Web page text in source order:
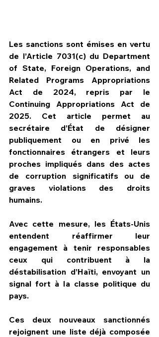
Les sanctions sont émises en vertu
de l’Article 7031(c) du Department
of State, Foreign Operations, and
Related Programs Appropriations
Act de 2024, repris par le
Continuing Appropriations Act de
2025. Cet article permet au
secrétaire d’État de désigner
publiquement ou en privé les
fonctionnaires étrangers et leurs
proches impliqués dans des actes
de corruption significatifs ou de
graves violations des droits
humains.
Avec cette mesure, les États-Unis
entendent réaffirmer leur
engagement à tenir responsables
ceux qui contribuent à la
déstabilisation d’Haïti, envoyant un
signal fort à la classe politique du
pays.
Ces deux nouveaux sanctionnés
rejoignent une liste déjà composée